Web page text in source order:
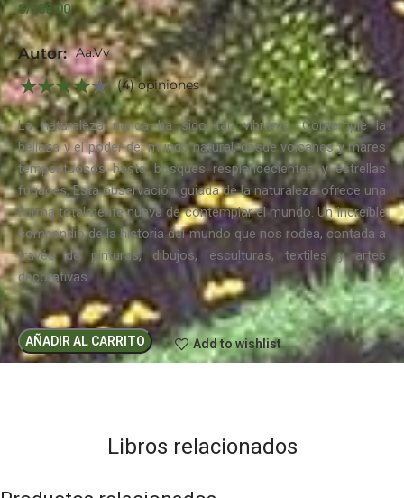
S/ 188.00
Autor: Aa.Vv
(4) opiniones
La naturaleza nunca ha sido tan vibrante. Contemple la
belleza y el poder del mundo natural, desde volcanes y mares
tempestuosos hasta bosques resplandecientes y estrellas
fugaces. Esta observación guiada de la naturaleza ofrece una
forma totalmente nueva de contemplar el mundo. Un increíble
compendio de la historia del mundo que nos rodea, contada a
través de pinturas, dibujos, esculturas, textiles y artes
decorativas.
AÑADIR AL CARRITO Add to wishlist
Libros relacionados